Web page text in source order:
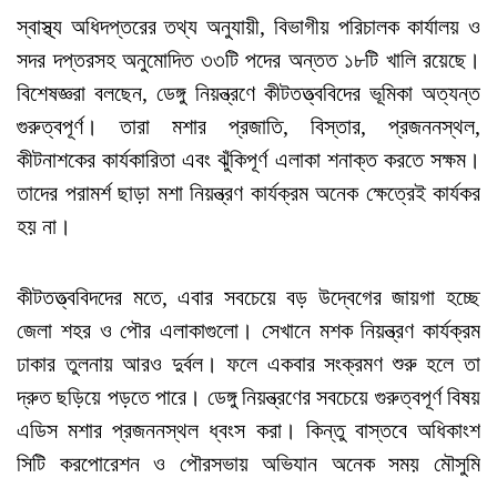
স্বাস্থ্য অধিদপ্তরের তথ্য অনুযায়ী, বিভাগীয় পরিচালক কার্যালয় ও
সদর দপ্তরসহ অনুমোদিত ৩৩টি পদের অন্তত ১৮টি খালি রয়েছে।
বিশেষজ্ঞরা বলছেন, ডেঙ্গু নিয়ন্ত্রণে কীটতত্ত্ববিদের ভূমিকা অত্যন্ত
গুরুত্বপূর্ণ। তারা মশার প্রজাতি, বিস্তার, প্রজননস্থল,
কীটনাশকের কার্যকারিতা এবং ঝুঁকিপূর্ণ এলাকা শনাক্ত করতে সক্ষম।
তাদের পরামর্শ ছাড়া মশা নিয়ন্ত্রণ কার্যক্রম অনেক ক্ষেত্রেই কার্যকর
হয় না।
কীটতত্ত্ববিদদের মতে, এবার সবচেয়ে বড় উদ্বেগের জায়গা হচ্ছে
জেলা শহর ও পৌর এলাকাগুলো। সেখানে মশক নিয়ন্ত্রণ কার্যক্রম
ঢাকার তুলনায় আরও দুর্বল। ফলে একবার সংক্রমণ শুরু হলে তা
দ্রুত ছড়িয়ে পড়তে পারে। ডেঙ্গু নিয়ন্ত্রণের সবচেয়ে গুরুত্বপূর্ণ বিষয়
এডিস মশার প্রজননস্থল ধ্বংস করা। কিন্তু বাস্তবে অধিকাংশ
সিটি করপোরেশন ও পৌরসভায় অভিযান অনেক সময় মৌসুমি